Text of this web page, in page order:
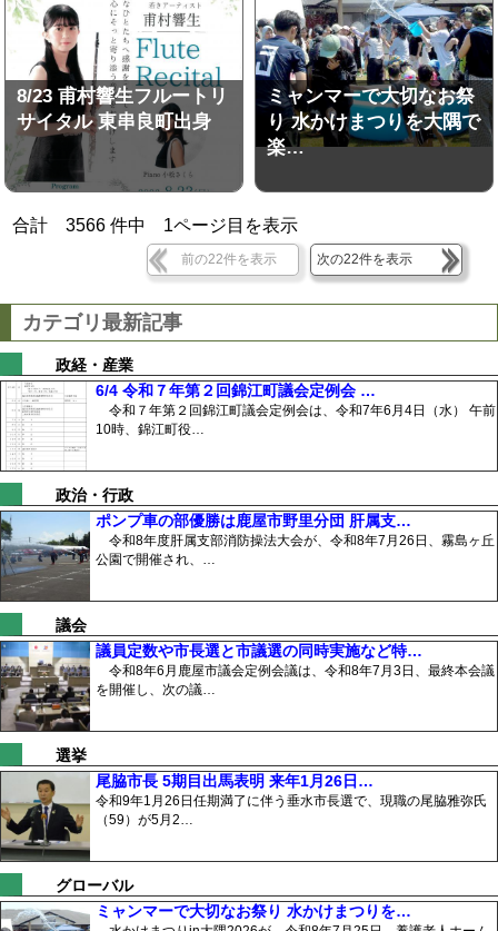
8/23 甫村響生フルートリ
サイタル 東串良町出身
ミャンマーで大切なお祭
り 水かけまつりを大隅で
楽…
合計3566 件中 1ページ目を表示
前の22件を表示 次の22件を表示
カテゴリ最新記事
政経・産業
6/4 令和７年第２回錦江町議会定例会 …
令和７年第２回錦江町議会定例会は、令和7年6月4日（水） 午前
10時、錦江町役…
政治・行政
ポンプ車の部優勝は鹿屋市野里分団 肝属支…
令和8年度肝属支部消防操法大会が、令和8年7月26日、霧島ヶ丘
公園で開催され、…
議会
議員定数や市長選と市議選の同時実施など特…
令和8年6月鹿屋市議会定例会議は、令和8年7月3日、最終本会議
を開催し、次の議…
選挙
尾脇市長 5期目出馬表明 来年1月26日…
令和9年1月26日任期満了に伴う垂水市長選で、現職の尾脇雅弥氏
（59）が5月2…
グローバル
ミャンマーで大切なお祭り 水かけまつりを…